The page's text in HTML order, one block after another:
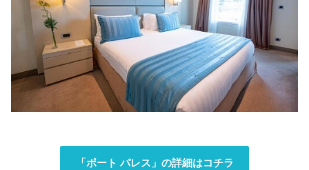
「ポート パレス」の詳細はコチラ